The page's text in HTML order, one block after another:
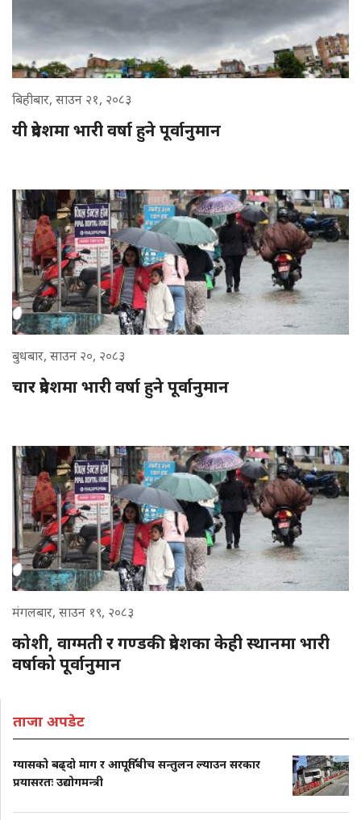
बिहीबार, साउन २१, २०८३
यी प्रदेशमा भारी वर्षा हुने पूर्वानुमान
बुधबार, साउन २०, २०८३
चार प्रदेशमा भारी वर्षा हुने पूर्वानुमान
मंगलबार, साउन १९, २०८३
कोशी, वाग्मती र गण्डकी प्रदेशका केही स्थानमा भारी
वर्षाको पूर्वानुमान
ताजा अपडेट
ग्यासको बढ्दो माग र आपूर्तिबीच सन्तुलन ल्याउन सरकार
प्रयासरतः उद्योगमन्त्री